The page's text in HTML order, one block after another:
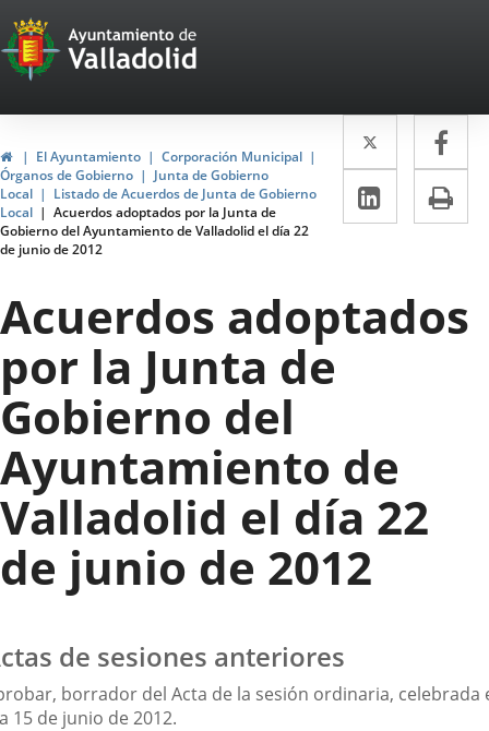
Portal
Web
del
Ayuntamiento
de
Valladolid
HomeEl Ayuntamiento
Corporación Municipal
Órganos de Gobierno
Junta de Gobierno
Local
Listado de Acuerdos de Junta de Gobierno
Local
Acuerdos adoptados por la Junta de
Gobierno del Ayuntamiento de Valladolid el día 22
de junio de 2012
Twitter
Enlace
a
una
a
Linkedin
Enlace
a
externa.
Acuerdos adoptados
por la Junta de
Gobierno del
Ayuntamiento de
Valladolid el día 22
de junio de 2012
de sesiones anteriores
borrador del Acta de la sesión ordinaria, celebrada
15 de junio de 2012.